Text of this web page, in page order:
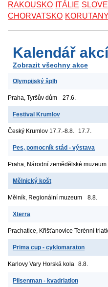
RAKOUSKO ITÁLIE
CHORVATSKO KORUTANY
Kalendář akcí
Zobrazit všechny akce
Olympijský šplh
Praha, Tyršův dům 27.6.
Festival Krumlov
Český Krumlov 17.7.-8.8. 17.7.
Pes, pomocník stád - výstava
Praha, Národní zemědělské muzeum
Mělnický košt
Mělník, Regionální muzeum 8.8.
Xterra
Prachatice, Křišťanovice Terénní
Prima cup - cyklomaraton
Karlovy Vary Horská kola 8.8.
Pilsenman - kvadriatlon